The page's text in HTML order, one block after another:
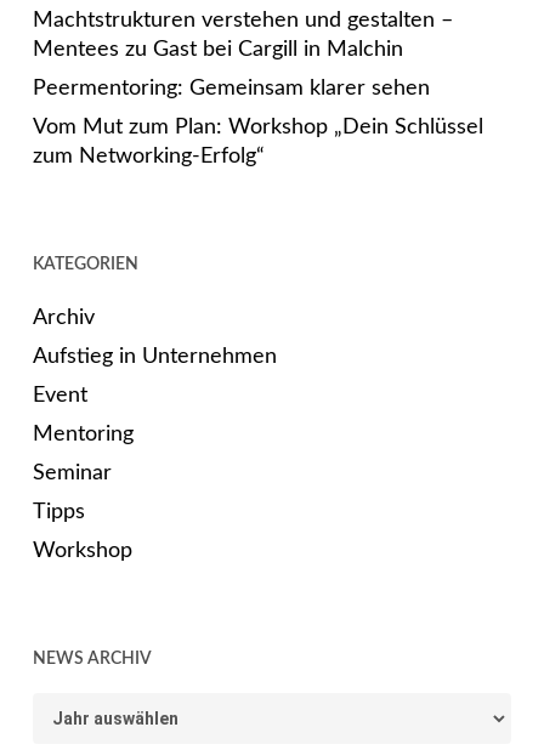
Machtstrukturen verstehen und gestalten –
Mentees zu Gast bei Cargill in Malchin
Peermentoring: Gemeinsam klarer sehen
Vom Mut zum Plan: Workshop „Dein Schlüssel
zum Networking-Erfolg“
KATEGORIEN
Archiv
Aufstieg in Unternehmen
Event
Mentoring
Seminar
Tipps
Workshop
NEWS ARCHIV
News